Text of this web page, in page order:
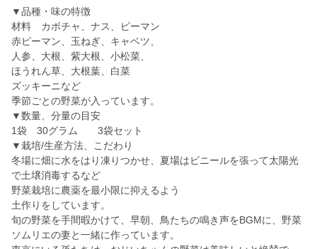
▼品種・味の特徴
材料 カボチャ、ナス、ピーマン
赤ピーマン、玉ねぎ、キャベツ、
人参、大根、紫大根、小松菜、
ほうれん草、大根葉、白菜
ズッキーニなど
季節ごとの野菜が入っています。
▼数量、分量の目安
1袋 30グラム 3袋セット
▼栽培/生産方法、こだわり
冬場に畑に水をはり凍りつかせ、夏場はビニールを張って太陽光
で土壌消毒するなど
野菜栽培に農薬を最小限に抑えるよう
土作りをしています。
旬の野菜を手間暇かけて、早朝、鳥たちの鳴き声をBGMに、野菜
ソムリエの妻と一緒に作っています。